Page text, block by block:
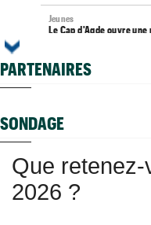
Jeunes
Le Cap d'Agde ouvre
ATP
Istanbul (CH)
Bax, Ghibaudo et
Carnet Rose
Caroline Garcia est
PARTENAIRES
SONDAGE
Que
2026 ?